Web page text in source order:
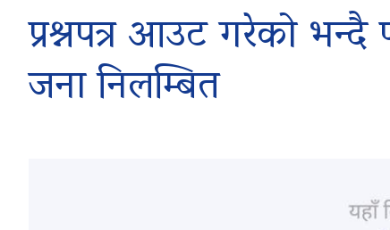
प्रश्नपत्र आउट गरेको भन्दै
जना निलम्बित